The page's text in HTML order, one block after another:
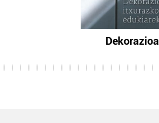
Dekorazioa